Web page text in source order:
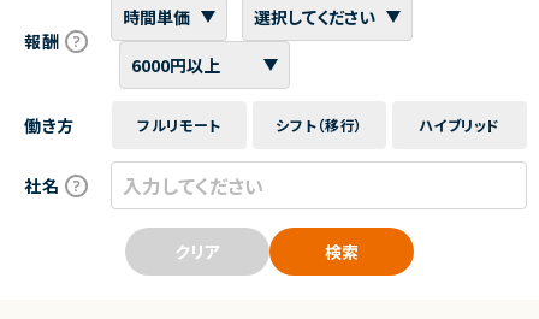
報酬
働き方 フルリモート シフト（移行） ハイブリッド
社名
クリア 検索